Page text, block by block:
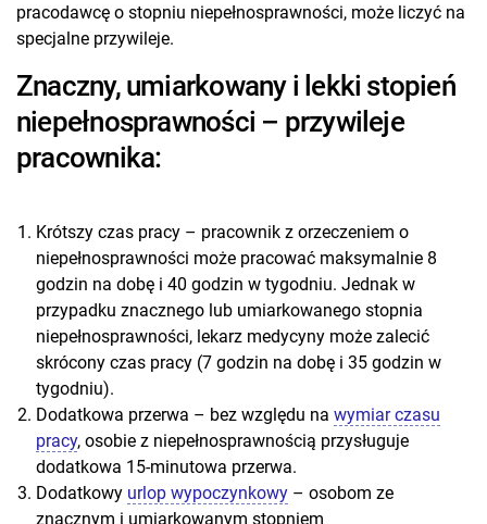
pracodawcę o stopniu niepełnosprawności, może liczyć na
specjalne przywileje.
Znaczny, umiarkowany i lekki stopień
niepełnosprawności – przywileje
pracownika:
Krótszy czas pracy – pracownik z orzeczeniem o
niepełnosprawności może pracować maksymalnie 8
godzin na dobę i 40 godzin w tygodniu. Jednak w
przypadku znacznego lub umiarkowanego stopnia
niepełnosprawności, lekarz medycyny może zalecić
skrócony czas pracy (7 godzin na dobę i 35 godzin w
tygodniu).
Dodatkowa przerwa – bez względu na wymiar czasu
pracy, osobie z niepełnosprawnością przysługuje
dodatkowa 15-minutowa przerwa.
Dodatkowy urlop wypoczynkowy – osobom ze
znacznym i umiarkowanym stopniem